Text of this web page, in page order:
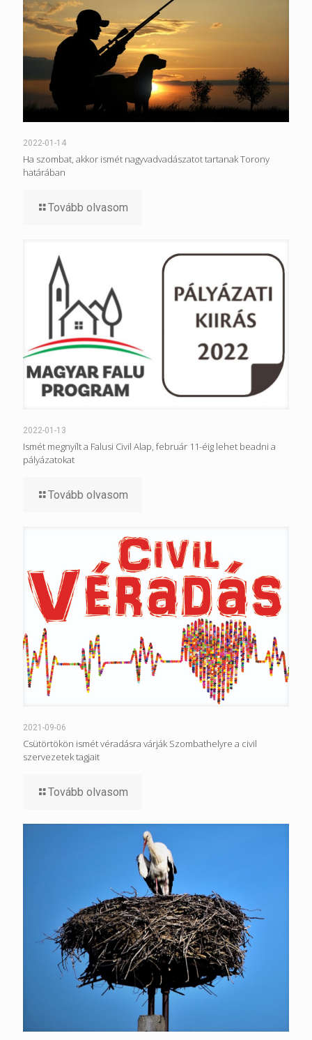
2022-01-14
Ha szombat, akkor ismét nagyvadvadászatot tartanak Torony
határában
Tovább olvasom
2022-01-13
Ismét megnyílt a Falusi Civil Alap, február 11-éig lehet beadni a
pályázatokat
Tovább olvasom
2021-09-06
Csütörtökön ismét véradásra várják Szombathelyre a civil
szervezetek tagjait
Tovább olvasom